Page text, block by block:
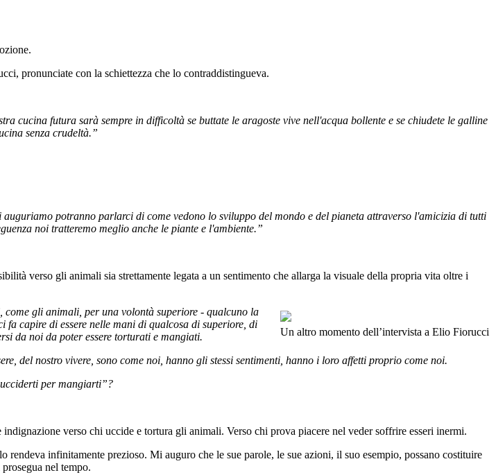
pronunciate con la schiettezza che lo contraddistingueva.
cucina futura sarà sempre in difficoltà se buttate le aragoste vive nell'acqua bollente e se chiudete le galline
senza crudeltà.”
potranno parlarci di come vedono lo sviluppo del mondo e del pianeta attraverso l'amicizia di tutti
noi tratteremo meglio anche le piante e l'ambiente.”
verso gli animali sia strettamente legata a un sentimento che allarga la visuale della propria vita oltre i
Un altro momento dell’intervista a Elio Fiorucci
gli animali, per una volontà superiore - qualcuno la
capire di essere nelle mani di qualcosa di superiore, di
da noi da poter essere torturati e mangiati.
del nostro vivere, sono come noi, hanno gli stessi sentimenti, hanno i loro affetti proprio come noi.
per mangiarti”?
verso chi uccide e tortura gli animali. Verso chi prova piacere nel veder soffrire esseri inermi.
infinitamente prezioso. Mi auguro che le sue parole, le sue azioni, il suo esempio, possano costituire
nel tempo.